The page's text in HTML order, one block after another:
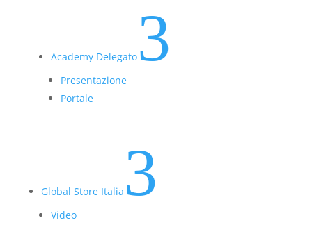
Academy Delegato3
Presentazione
Portale
Global Store Italia 3
Video